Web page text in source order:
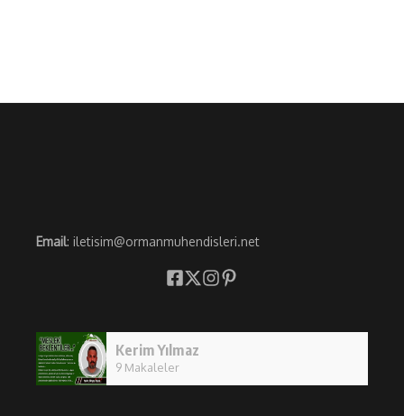
Email: iletisim@ormanmuhendisleri.net
Kerim Yılmaz
9 Makaleler